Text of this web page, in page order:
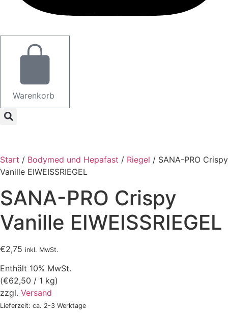
Warenkorb
Start / Bodymed und Hepafast / Riegel / SANA-PRO Crispy
Vanille EIWEISSRIEGEL
SANA-PRO Crispy
Vanille EIWEISSRIEGEL
€2,75 inkl. MwSt.
Enthält 10% MwSt.
(€62,50 / 1 kg)
zzgl. Versand
Lieferzeit: ca. 2-3 Werktage